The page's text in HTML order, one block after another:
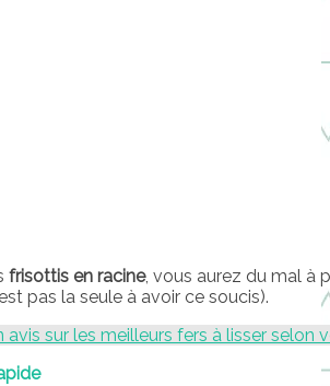
frisottis en racine, vous aurez du mal à
pas la seule à avoir ce soucis).
avis sur les meilleurs fers à lisser selon